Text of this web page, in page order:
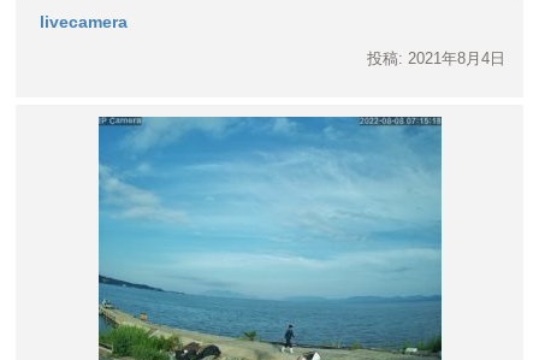
livecamera
投稿: 2021年8月4日